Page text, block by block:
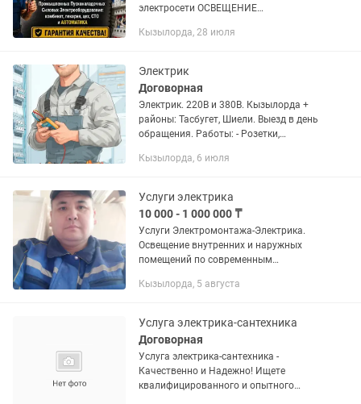
электросети ОСВЕЩЕНИЕ
магазин частный дом коттедж и другие
ПРОМЫШЛЕННЫХ СИЛОВЫХ...
Кызылорда, 28 июля
Электрик
Договорная
Электрик. 220В и 380В. Кызылорда +
районы: Тасбугет, Шиели. Выезд в день
обращения. Работы: - Розетки,
автоматы, УЗО - Проводка квартира/
Кызылорда, 6 июля
Услуги электрика
10 000 - 1 000 000 ₸
Услуги Электромонтажа-Электрика.
Освещение внутренних и наружных
помещений по современным
офиса, торговых помещений, частных
Кызылорда, 5 августа
Услуга электрика-сантехника
Договорная
Услуга электрика-сантехника -
Качественно и Надежно! Ищете
квалифицированного и опытного